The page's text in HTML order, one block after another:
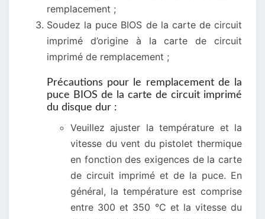
remplacement ;
Soudez la puce BIOS de la carte de circuit
imprimé d’origine à la carte de circuit
imprimé de remplacement ;
Précautions pour le remplacement de la
puce BIOS de la carte de circuit imprimé
du disque dur :
Veuillez ajuster la température et la
vitesse du vent du pistolet thermique
en fonction des exigences de la carte
de circuit imprimé et de la puce. En
général, la température est comprise
entre 300 et 350 °C et la vitesse du